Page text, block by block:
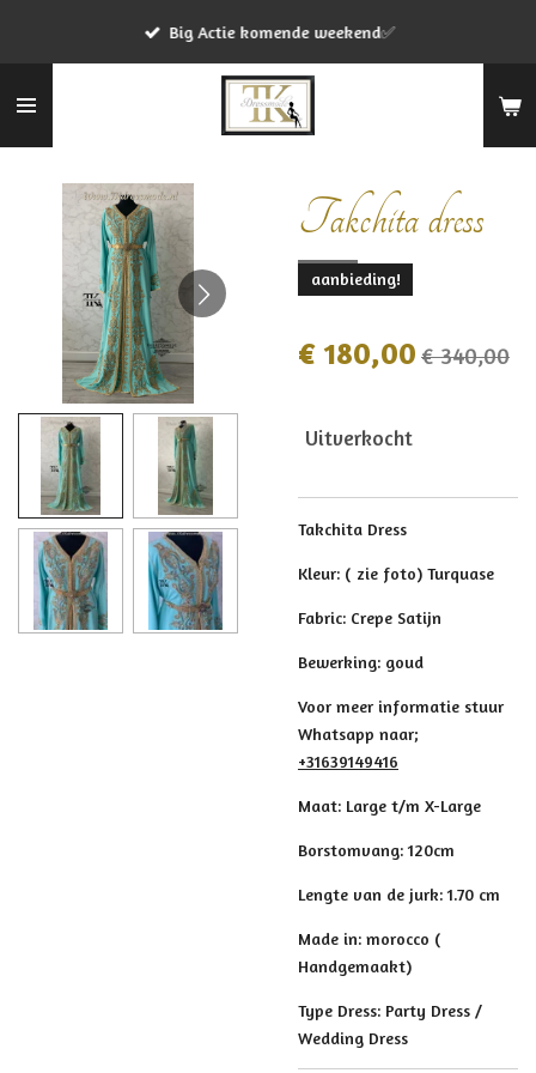
de
Big Actie komende weekend✅
Takchita dress
aanbieding!
€ 180,00 € 340,00
Uitverkocht
Takchita Dress
Kleur: ( zie foto) Turquase
Fabric: Crepe Satijn
Bewerking: goud
Voor meer informatie stuur
Whatsapp naar;
+31639149416
Maat: Large t/m X-Large
Borstomvang: 120cm
Lengte van de jurk: 1.70 cm
Made in: morocco (
Handgemaakt)
Type Dress: Party Dress /
Wedding Dress